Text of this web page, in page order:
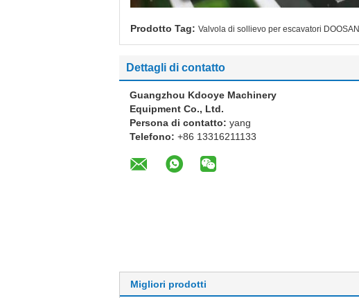
Prodotto Tag: Valvola di sollievo per escavatori DOOSAN
Dettagli di contatto
Guangzhou Kdooye Machinery
Equipment Co., Ltd.
Persona di contatto: yang
Telefono: +86 13316211133
Migliori prodotti